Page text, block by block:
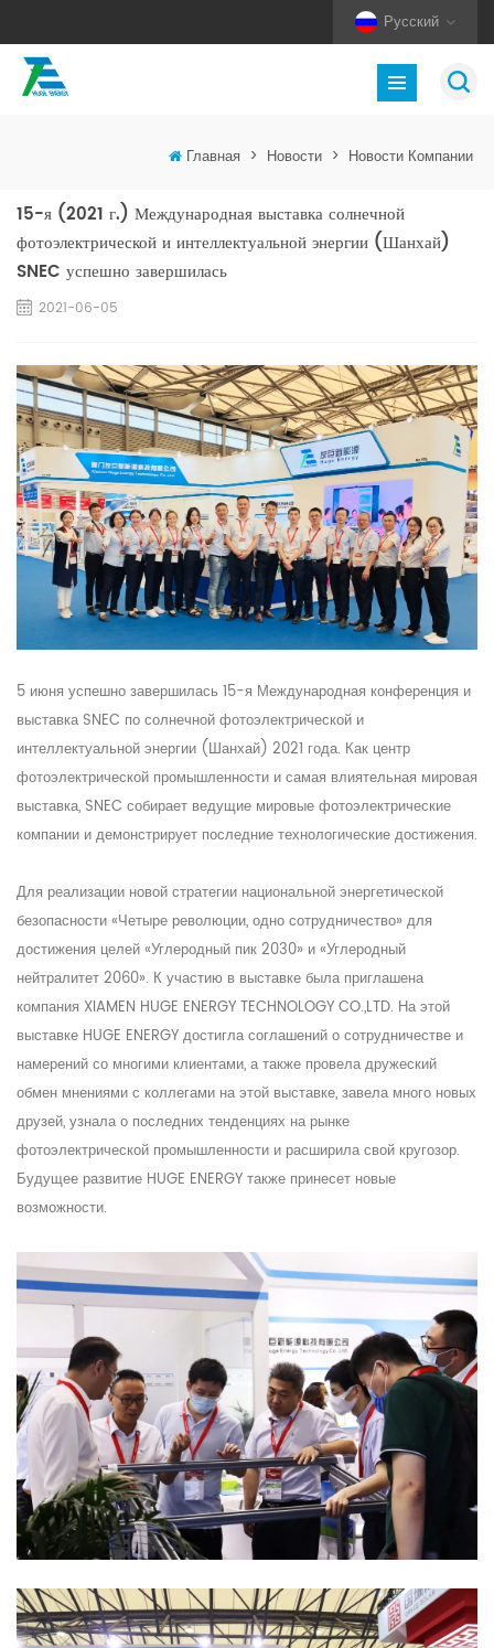
Русский
Главная > Новости > Новости Компании
15-я (2021 г.) Международная выставка солнечной
фотоэлектрической и интеллектуальной энергии (Шанхай)
SNEC успешно завершилась
2021-06-05
5 июня успешно завершилась 15-я Международная конференция и
выставка SNEC по солнечной фотоэлектрической и
интеллектуальной энергии (Шанхай) 2021 года. Как центр
фотоэлектрической промышленности и самая влиятельная мировая
выставка, SNEC собирает ведущие мировые фотоэлектрические
компании и демонстрирует последние технологические достижения.
Для реализации новой стратегии национальной энергетической
безопасности «Четыре революции, одно сотрудничество» для
достижения целей «Углеродный пик 2030» и «Углеродный
нейтралитет 2060». К участию в выставке была приглашена
компания XIAMEN HUGE ENERGY TECHNOLOGY CO.,LTD. На этой
выставке HUGE ENERGY достигла соглашений о сотрудничестве и
намерений со многими клиентами, а также провела дружеский
обмен мнениями с коллегами на этой выставке, завела много новых
друзей, узнала о последних тенденциях на рынке
фотоэлектрической промышленности и расширила свой кругозор.
Будущее развитие HUGE ENERGY также принесет новые
возможности.